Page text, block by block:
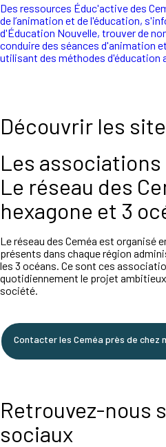
Des ressources Éduc'active des
de l’animation et de l'éducation,
d'Éducation Nouvelle, trouver de
conduire des séances d'animation
utilisant des méthodes d'éducation
Découvrir les
Les associations
Le réseau des
hexagone et 3
Le réseau des Ceméa est organisé
présents dans chaque région
les 3 océans. Ce sont ces
quotidiennement le projet
société.
Contacter les Ceméa près de chez
Retrouvez-nous
sociaux